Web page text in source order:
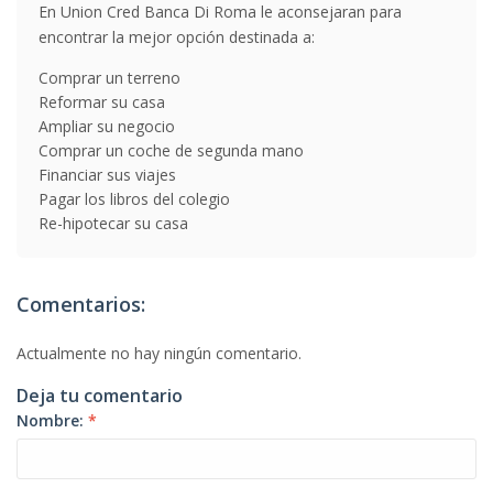
En Union Cred Banca Di Roma le aconsejaran para
encontrar la mejor opción destinada a:
Comprar un terreno
Reformar su casa
Ampliar su negocio
Comprar un coche de segunda mano
Financiar sus viajes
Pagar los libros del colegio
Re-hipotecar su casa
Comentarios:
Actualmente no hay ningún comentario.
Deja tu comentario
Nombre: *